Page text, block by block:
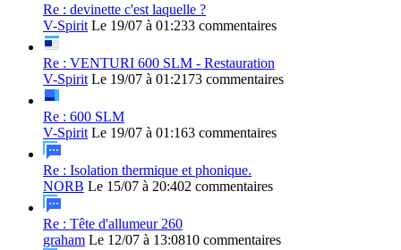
Re : devinette c'est laquelle ?
V-Spirit Le 19/07 à 01:233 commentaires
Re : VENTURI 600 SLM - Restauration
V-Spirit Le 19/07 à 01:21 73 commentaires
Re : 600 SLM
V-Spirit Le 19/07 à 01:163 commentaires
Re : Isolation thermique et phonique.
NORB Le 15/07 à 20:402 commentaires
Re : Tête d'allumeur 260
graham Le 12/07 à 13:0810 commentaires